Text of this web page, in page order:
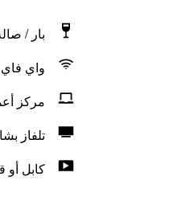
بار /
واي
مركز
تلفاز
كابل أو